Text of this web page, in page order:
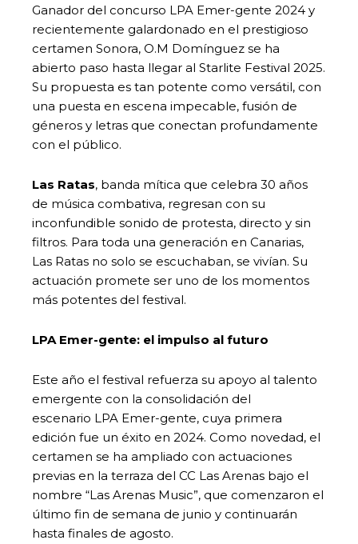
Ganador del concurso LPA Emer-gente 2024 y
recientemente galardonado en el prestigioso
certamen Sonora, O.M Domínguez se ha
abierto paso hasta llegar al Starlite Festival 2025.
Su propuesta es tan potente como versátil, con
una puesta en escena impecable, fusión de
géneros y letras que conectan profundamente
con el público.
Las Ratas, banda mítica que celebra 30 años
de música combativa, regresan con su
inconfundible sonido de protesta, directo y sin
filtros. Para toda una generación en Canarias,
Las Ratas no solo se escuchaban, se vivían. Su
actuación promete ser uno de los momentos
más potentes del festival.
LPA Emer-gente: el impulso al futuro
Este año el festival refuerza su apoyo al talento
emergente con la consolidación del
escenario LPA Emer-gente, cuya primera
edición fue un éxito en 2024. Como novedad, el
certamen se ha ampliado con actuaciones
previas en la terraza del CC Las Arenas bajo el
nombre “Las Arenas Music”, que comenzaron el
último fin de semana de junio y continuarán
hasta finales de agosto.